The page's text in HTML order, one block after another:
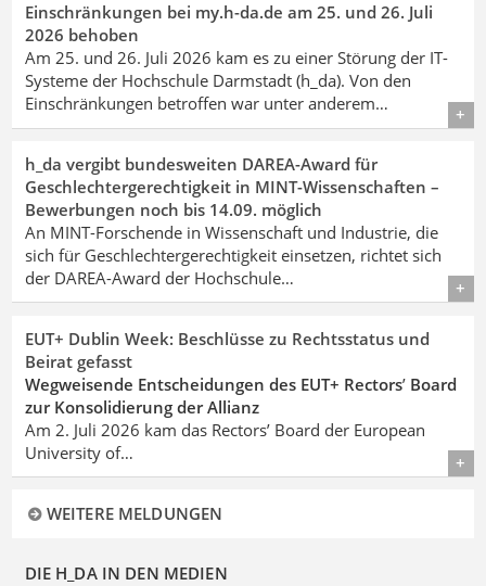
Einschränkungen bei my.h-da.de am 25. und 26. Juli
2026 behoben
Am 25. und 26. Juli 2026 kam es zu einer Störung der IT-
Systeme der Hochschule Darmstadt (h_da). Von den
Einschränkungen betroffen war unter anderem…
Details
h_da vergibt bundesweiten DAREA-Award für
Geschlechtergerechtigkeit in MINT-Wissenschaften –
Bewerbungen noch bis 14.09. möglich
An MINT-Forschende in Wissenschaft und Industrie, die
sich für Geschlechtergerechtigkeit einsetzen, richtet sich
der DAREA-Award der Hochschule…
Details
EUT+ Dublin Week: Beschlüsse zu Rechtsstatus und
Beirat gefasst
Wegweisende Entscheidungen des EUT+ Rectors’Board
zur Konsolidierung der Allianz
Am 2. Juli 2026 kam das Rectors’ Board der European
University of…
Details
WEITERE MELDUNGEN
DIE H_DA IN DEN MEDIEN